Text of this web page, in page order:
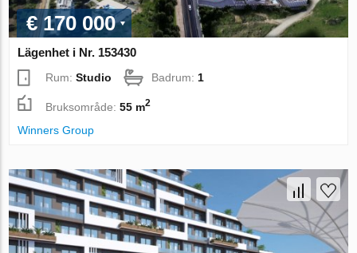
€ 170 000
Lägenhet i Nr. 153430
Rum:Studio Badrum:1
Bruksområde:55 m2
Winners Group